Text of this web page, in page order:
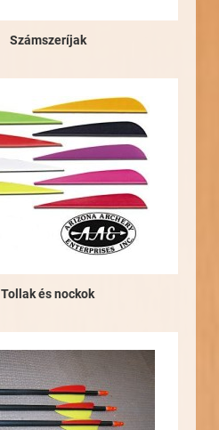
Számszeríjak
Tollak és nockok